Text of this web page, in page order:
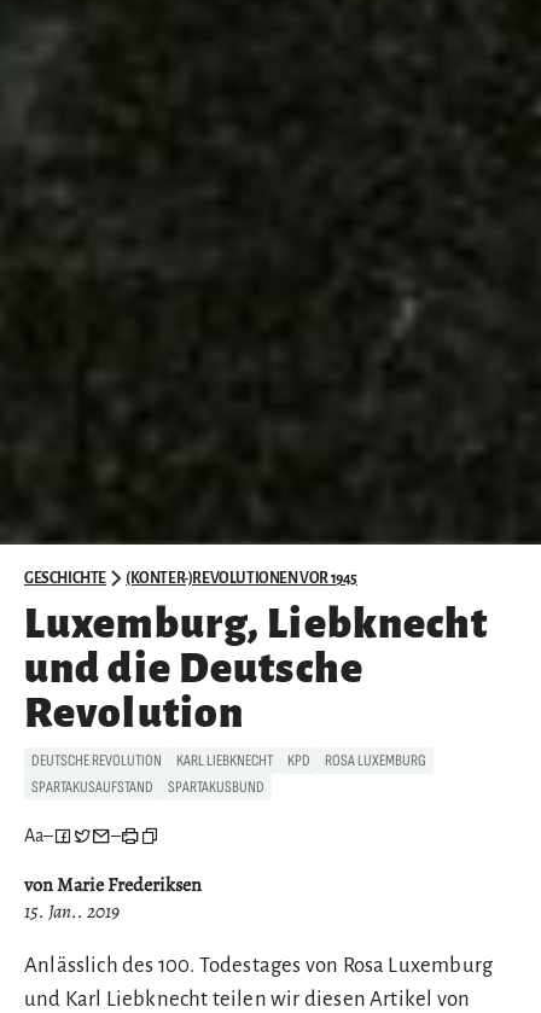
GESCHICHTE (KONTER-)REVOLUTIONEN VOR 1945
Luxemburg, Liebknecht
und die Deutsche
Revolution
DEUTSCHE REVOLUTION KARL LIEBKNECHT KPD
ROSA LUXEMBURG
SPARTAKUSAUFSTAND
SPARTAKUSBUND
Aa– –
von Marie Frederiksen
15. Jan.. 2019
Anlässlich des 100. Todestages von Rosa Luxemburg
und Karl Liebknecht teilen wir diesen Artikel von